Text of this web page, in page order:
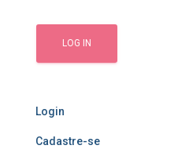
Login
Cadastre-se